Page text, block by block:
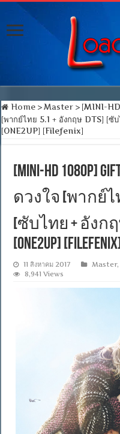
Home > Master > [MINI-HD
[พากย์ไทย 5.1 + อังกฤษ DTS] [ซั
[ONE2UP] [Filefenix]
[MINI-HD 1080P]
ดวงใจ [พากย์ไท
[ซับไทย + อังกฤษ]
[ONE2UP]
11 สิงหาคม 2017 Master
8,941 Views